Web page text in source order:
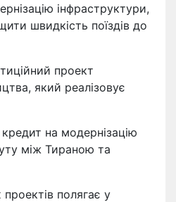
інфраструктури,
швидкість поїздів до
проект
який реалізовує
на модернізацію
між Тираною та
полягає у